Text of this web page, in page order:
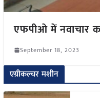
एफपीओ में नवाचार
September 18, 2023
एग्रीकल्चर मशीन